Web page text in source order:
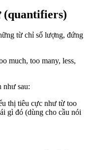
(quantifiers)
từ chỉ số lượng, đứng
much, too many, less,
như sau:
thị tiêu cực như từ too
gì đó (dùng cho cầu nói